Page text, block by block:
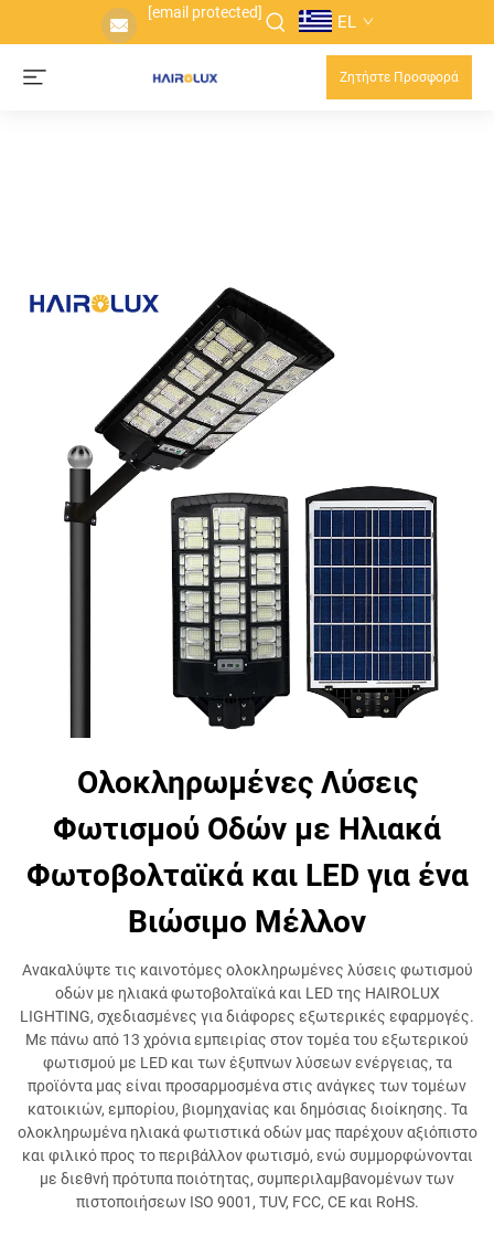
[email protected] EL
Ζητήστε Προσφορά
Ολοκληρωμένες Λύσεις
Φωτισμού Οδών με Ηλιακά
Φωτοβολταϊκά και LED για ένα
Βιώσιμο Μέλλον
Ανακαλύψτε τις καινοτόμες ολοκληρωμένες λύσεις φωτισμού
οδών με ηλιακά φωτοβολταϊκά και LED της HAIROLUX
LIGHTING, σχεδιασμένες για διάφορες εξωτερικές εφαρμογές.
Με πάνω από 13 χρόνια εμπειρίας στον τομέα του εξωτερικού
φωτισμού με LED και των έξυπνων λύσεων ενέργειας, τα
προϊόντα μας είναι προσαρμοσμένα στις ανάγκες των τομέων
κατοικιών, εμπορίου, βιομηχανίας και δημόσιας διοίκησης. Τα
ολοκληρωμένα ηλιακά φωτιστικά οδών μας παρέχουν αξιόπιστο
και φιλικό προς το περιβάλλον φωτισμό, ενώ συμμορφώνονται
με διεθνή πρότυπα ποιότητας, συμπεριλαμβανομένων των
πιστοποιήσεων ISO 9001, TUV, FCC, CE και RoHS.